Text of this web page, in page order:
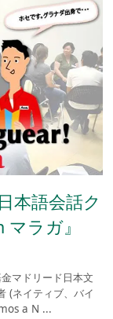
本語会話ク
ラガ』
マドリード日本文
(ネイティブ、バイ
a N ...